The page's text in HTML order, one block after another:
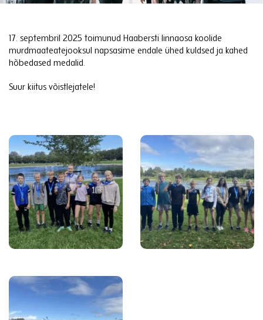
17. septembril 2025 toimunud Haabersti linnaosa koolide
murdmaateatejooksul napsasime endale ühed kuldsed ja kahed
hõbedased medalid.
Suur kiitus võistlejatele!